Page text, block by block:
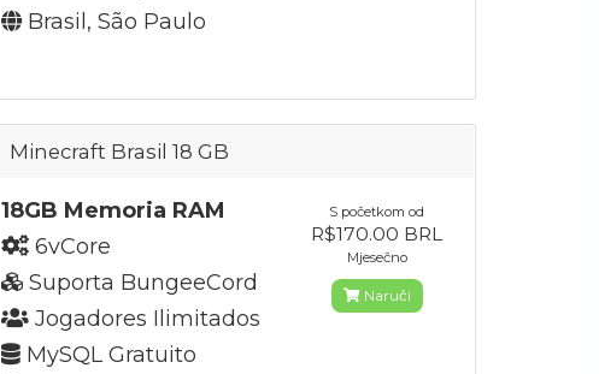
Brasil, São Paulo
Minecraft Brasil 18 GB
18GB Memoria RAM
6vCore
Suporta BungeeCord
Jogadores Ilimitados
MySQL Gratuito
S početkom od
R$170.00 BRL
Mjesečno
Naruči